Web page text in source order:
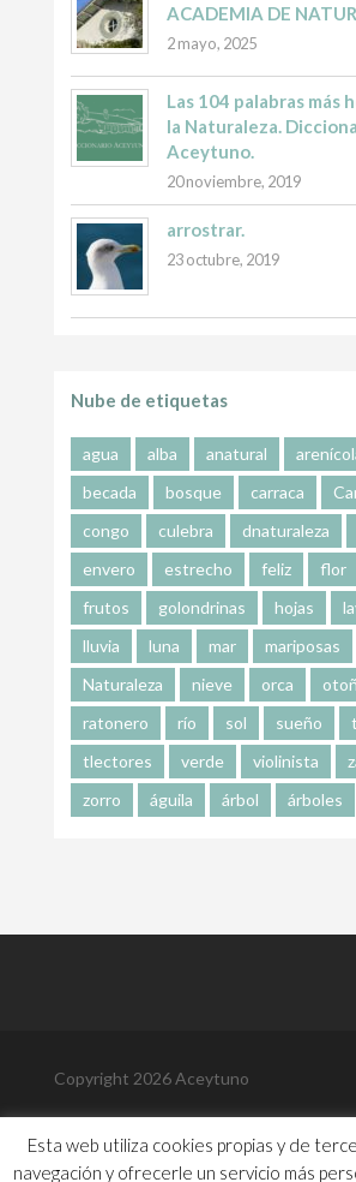
ACADEMIA DE
2 mayo, 2025
Las 104 palabras más
la Naturaleza.
Aceytuno.
20 noviembre, 2019
arrostrar.
23 octubre, 2019
Nube de etiquetas
agua alba anatural
becada
bosque carraca
congo
culebra dnaturaleza
envero
estrecho feliz flor
frutos
golondrinas hojas
lluvia
luna mar mariposas
Naturaleza
nieve orca
ratonero
río sol sueño
tlectores
verde violinista
zorro
águila árbol árboles
Copyright 2026 Aceytuno
Política de Cookies
Aviso Legal
Esta web utiliza cookies propias y de
navegación y ofrecerle un servicio más